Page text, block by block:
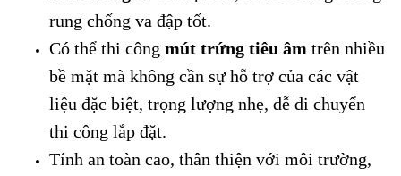
rung chống va đập tốt.
Có thể thi công mút trứng tiêu âm trên nhiều
bề mặt mà không cần sự hỗ trợ của các vật
liệu đặc biệt, trọng lượng nhẹ, dễ di chuyển
thi công lắp đặt.
Tính an toàn cao, thân thiện với môi trường,